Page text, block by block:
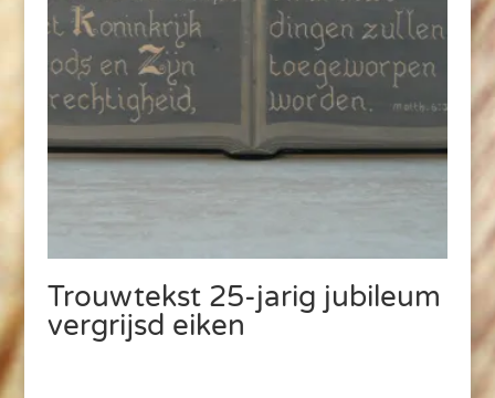
Trouwtekst 25-jarig jubileum
vergrijsd eiken